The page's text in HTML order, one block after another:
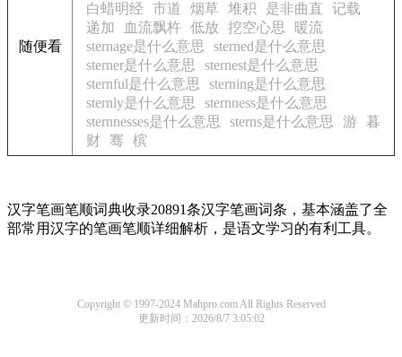
随便看
白蜡明经 市道 烟草 堆积 是非曲直
记载
递加
血流飘杵 低放 挖空心思
暖流
sternage是什么意思
sterned是什么意思
sterner是什么意思
sternest是什么意思
sternful是什么意思
sterning是什么意思
sternly是什么意思
sternness是什么意思
sternnesses是什么意思
sterns是什么意思 游
暮
财
骞 槟
汉字笔画笔顺词典收录20891条汉字笔画词条，基本涵盖了全
部常用汉字的笔画笔顺详细解析，是语文学习的有利工具。
Copyright © 1997-2024 Mahpro.com All Rights Reserved
更新时间：2026/8/7 3:05:02